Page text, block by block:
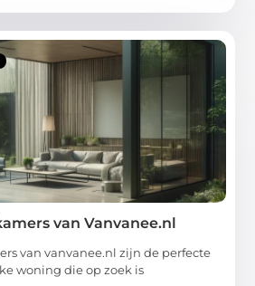
van Vanvanee.nl
van vanvanee.nl zijn de perfecte
woning die op zoek is